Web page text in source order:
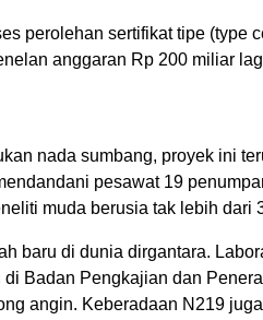
perolehan sertifikat tipe (type
anggaran Rp 200 miliar
nada sumbang, proyek ini
pesawat 19
muda berusia tak lebih dari
baru di dunia dirgantara.
Badan Pengkajian dan
angin. Keberadaan N219